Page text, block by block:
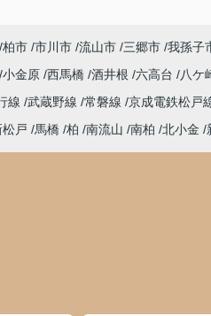
柏市 市川市 流山市 三郷市 我孫子
小金原 西馬橋 酒井根 六高台 八ケ
線 武蔵野線 常磐線 京成電鉄松戸
松戸 馬橋 柏 南流山 南柏 北小金